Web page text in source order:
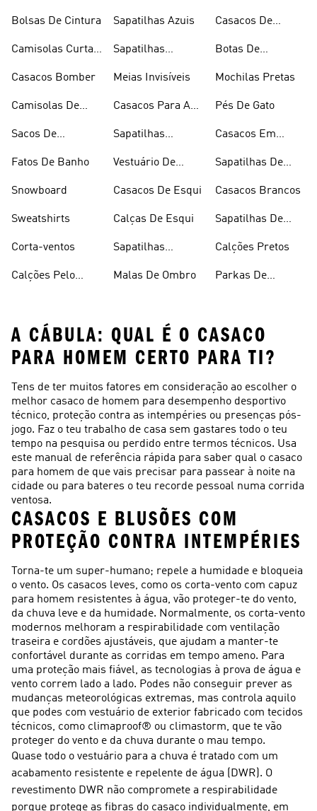
Bolsas De Cintura
Camisolas Curtas
Casacos Bomber
Camisolas De
Sacos De
Fatos De Banho
Snowboard
Sweatshirts
Corta-ventos
Calções Pelo
Sapatilhas Azuis
Sapatilhas
Meias Invisíveis
Casacos Para A
Sapatilhas
Vestuário De
Casacos De Esqui
Calças De Esqui
Sapatilhas
Malas De Ombro
Casacos De
Botas De
Mochilas Pretas
Pés De Gato
Casacos Em
Sapatilhas De
Casacos Brancos
Sapatilhas De
Calções Pretos
Parkas De
A CÁBULA: QUAL É O CASACO
PARA HOMEM CERTO PARA TI?
Tens de ter muitos fatores em consideração ao escolher o
melhor casaco de homem para desempenho desportivo
técnico, proteção contra as intempéries ou presenças pós-
jogo. Faz o teu trabalho de casa sem gastares todo o teu
tempo na pesquisa ou perdido entre termos técnicos. Usa
este manual de referência rápida para saber qual o casaco
para homem de que vais precisar para passear à noite na
cidade ou para bateres o teu recorde pessoal numa corrida
ventosa.
CASACOS E BLUSÕES COM
PROTEÇÃO CONTRA INTEMPÉRIES
Torna-te um super-humano; repele a humidade e bloqueia
o vento. Os casacos leves, como os corta-vento com capuz
para homem resistentes à água, vão proteger-te do vento,
da chuva leve e da humidade. Normalmente, os corta-vento
modernos melhoram a respirabilidade com ventilação
traseira e cordões ajustáveis, que ajudam a manter-te
confortável durante as corridas em tempo ameno. Para
uma proteção mais fiável, as tecnologias à prova de água e
vento correm lado a lado. Podes não conseguir prever as
mudanças meteorológicas extremas, mas controla aquilo
que podes com vestuário de exterior fabricado com tecidos
técnicos, como climaproof® ou climastorm, que te vão
proteger do vento e da chuva durante o mau tempo.
Quase todo o vestuário para a chuva é tratado com um
acabamento resistente e repelente de água (DWR). O
revestimento DWR não compromete a respirabilidade
porque protege as fibras do casaco individualmente, em